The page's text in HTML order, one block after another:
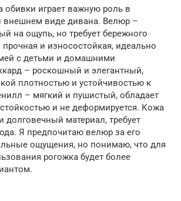
обивки играет важную роль в
внешнем виде дивана. Велюр –
на ощупь, но требует бережного
и износостойкая, идеально
с детьми и домашними
– роскошный и элегантный,
плотностью и устойчивостью к
– мягкий и пушистый, обладает
и не деформируется. Кожа
долговечный материал, требует
Я предпочитаю велюр за его
ощущения, но понимаю, что для
рогожка будет более